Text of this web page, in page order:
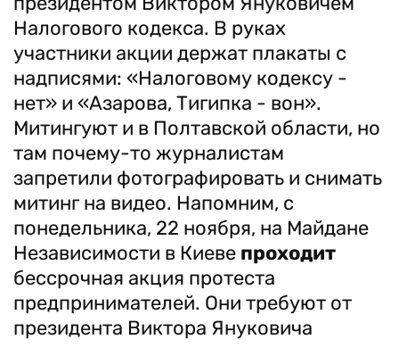
Налогового кодекса. В руках
участники акции держат плакаты с
надписями: «Налоговому кодексу -
нет» и «Азарова, Тигипка - вон».
Митингуют и в Полтавской области, но
там почему-то журналистам
запретили фотографировать и снимать
митинг на видео. Напомним, с
понедельника, 22 ноября, на Майдане
Независимости в Киеве проходит
бессрочная акция протеста
предпринимателей. Они требуют от
президента Виктора Януковича